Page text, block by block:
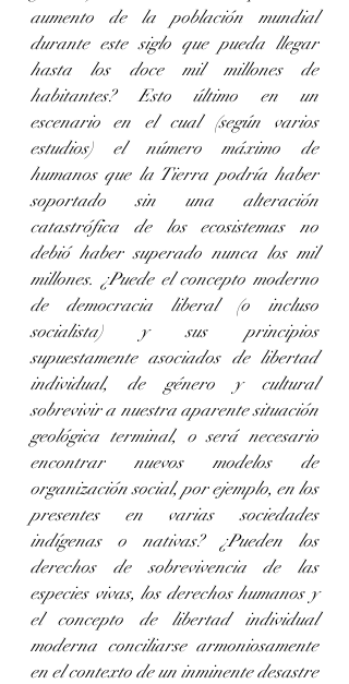
aumento de la población mundial
durante este siglo que pueda llegar
hasta los doce mil millones de
habitantes? Esto último en un
escenario en el cual (según varios
estudios) el número máximo de
humanos que la Tierra podría haber
soportado sin una alteración
catastrófica de los ecosistemas no
debió haber superado nunca los mil
millones. ¿Puede el concepto moderno
de democracia liberal (o incluso
socialista) y sus principios
supuestamente asociados de libertad
individual, de género y cultural
sobrevivir a nuestra aparente situación
geológica terminal, o será necesario
encontrar nuevos modelos de
organización social, por ejemplo, en los
presentes en varias sociedades
indígenas o nativas? ¿Pueden los
derechos de sobrevivencia de las
especies vivas, los derechos humanos y
el concepto de libertad individual
moderna conciliarse armoniosamente
en el contexto de un inminente desastre